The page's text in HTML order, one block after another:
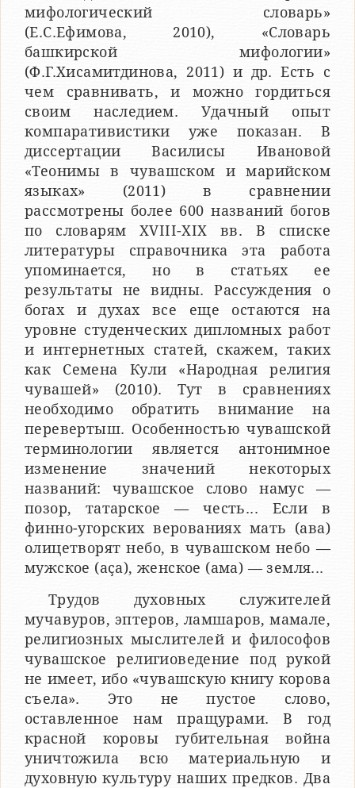
мифологический словарь»
(Е.С.Ефимова, 2010), «Словарь
башкирской мифологии»
(Ф.Г.Хисамитдинова, 2011) и др. Есть с
чем сравнивать, и можно гордиться
своим наследием. Удачный опыт
компаративистики уже показан. В
диссертации Василисы Ивановой
«Теонимы в чувашском и марийском
языках» (2011) в сравнении
рассмотрены более 600 названий богов
по словарям ХVIII-ХIХ вв. В списке
литературы справочника эта работа
упоминается, но в статьях ее
результаты не видны. Рассуждения о
богах и духах все еще остаются на
уровне студенческих дипломных работ
и интернетных статей, скажем, таких
как Семена Кули «Народная религия
чувашей» (2010). Тут в сравнениях
необходимо обратить внимание на
перевертыш. Особенностью чувашской
терминологии является антонимное
изменение значений некоторых
названий: чувашское слово намус —
позор, татарское — честь... Если в
финно-угорских верованиях мать (ава)
олицетворят небо, в чувашском небо —
мужское (аҫа), женское (ама) — земля...
Трудов духовных служителей
мучавуров, эптеров, ламшаров, мамале,
религиозных мыслителей и философов
чувашское религиоведение под рукой
не имеет, ибо «чувашскую книгу корова
съела». Это не пустое слово,
оставленное нам пращурами. В год
красной коровы губительная война
уничтожила всю материальную и
духовную культуру наших предков. Два